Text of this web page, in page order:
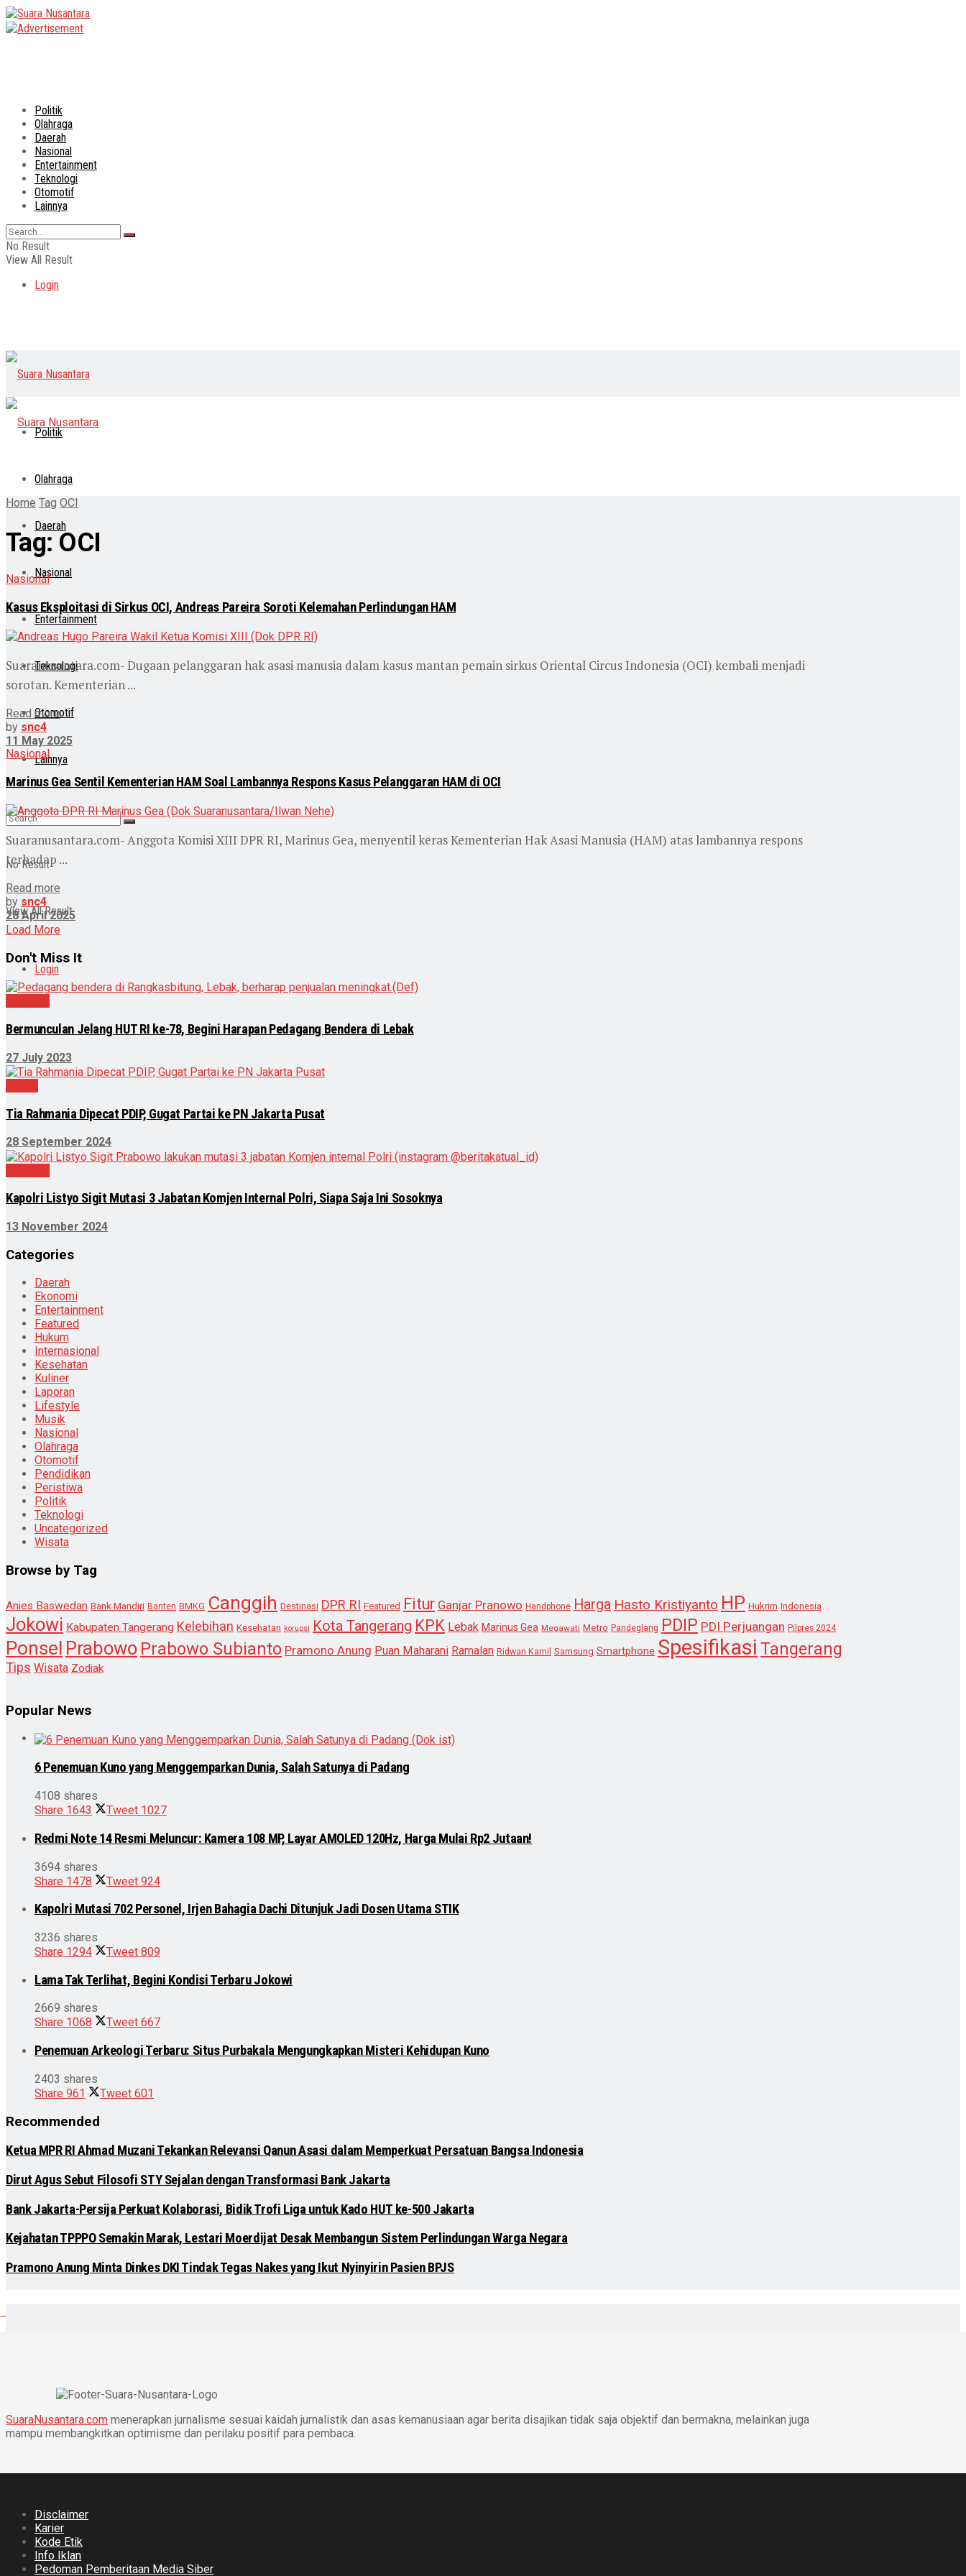
Politik
Olahraga
Daerah
Nasional
Entertainment
Teknologi
Otomotif
Lainnya
No Result
View All Result
Login
Politik
Olahraga
Daerah
Nasional
Entertainment
Teknologi
Otomotif
Lainnya
No Result
View All Result
Login
Home Tag OCI
Tag: OCI
Nasional
Kasus Eksploitasi di Sirkus OCI, Andreas Pareira Soroti Kelemahan Perlindungan HAM
Suaranusantara.com- Dugaan pelanggaran hak asasi manusia dalam kasus mantan pemain sirkus Oriental Circus Indonesia (OCI) kembali menjadi
sorotan. Kementerian ...
Read more
by snc4
11 May 2025
Nasional
Marinus Gea Sentil Kementerian HAM Soal Lambannya Respons Kasus Pelanggaran HAM di OCI
Suaranusantara.com- Anggota Komisi XIII DPR RI, Marinus Gea, menyentil keras Kementerian Hak Asasi Manusia (HAM) atas lambannya respons
terhadap ...
Read more
by snc4
28 April 2025
Load More
Don't Miss It
Bermunculan Jelang HUT RI ke-78, Begini Harapan Pedagang Bendera di Lebak
27 July 2023
Tia Rahmania Dipecat PDIP, Gugat Partai ke PN Jakarta Pusat
28 September 2024
Kapolri Listyo Sigit Mutasi 3 Jabatan Komjen Internal Polri, Siapa Saja Ini Sosoknya
13 November 2024
Categories
Daerah
Ekonomi
Entertainment
Featured
Hukum
Internasional
Kesehatan
Kuliner
Laporan
Lifestyle
Musik
Nasional
Olahraga
Otomotif
Pendidikan
Peristiwa
Politik
Teknologi
Uncategorized
Wisata
Browse by Tag
Anies Baswedan Bank Mandiri Banten BMKG Canggih Destinasi DPR RI Featured Fitur Ganjar Pranowo Handphone Harga Hasto Kristiyanto HP Hukrim Indonesia
Jokowi Kabupaten Tangerang Kelebihan Kesehatan korupsi Kota Tangerang KPK Lebak Marinus Gea Megawati Metro Pandeglang PDIP PDI Perjuangan Pilpres 2024
Ponsel Prabowo Prabowo Subianto Pramono Anung Puan Maharani Ramalan Ridwan Kamil Samsung Smartphone Spesifikasi Tangerang
Tips Wisata Zodiak
Popular News
6 Penemuan Kuno yang Menggemparkan Dunia, Salah Satunya di Padang
4108 shares
Share 1643 Tweet 1027
Redmi Note 14 Resmi Meluncur: Kamera 108 MP, Layar AMOLED 120Hz, Harga Mulai Rp2 Jutaan!
3694 shares
Share 1478 Tweet 924
Kapolri Mutasi 702 Personel, Irjen Bahagia Dachi Ditunjuk Jadi Dosen Utama STIK
3236 shares
Share 1294 Tweet 809
Lama Tak Terlihat, Begini Kondisi Terbaru Jokowi
2669 shares
Share 1068 Tweet 667
Penemuan Arkeologi Terbaru: Situs Purbakala Mengungkapkan Misteri Kehidupan Kuno
2403 shares
Share 961 Tweet 601
Recommended
Ketua MPR RI Ahmad Muzani Tekankan Relevansi Qanun Asasi dalam Memperkuat Persatuan Bangsa Indonesia
Dirut Agus Sebut Filosofi STY Sejalan dengan Transformasi Bank Jakarta
Bank Jakarta-Persija Perkuat Kolaborasi, Bidik Trofi Liga untuk Kado HUT ke-500 Jakarta
Kejahatan TPPPO Semakin Marak, Lestari Moerdijat Desak Membangun Sistem Perlindungan Warga Negara
Pramono Anung Minta Dinkes DKI Tindak Tegas Nakes yang Ikut Nyinyirin Pasien BPJS
SuaraNusantara.com menerapkan jurnalisme sesuai kaidah jurnalistik dan asas kemanusiaan agar berita disajikan tidak saja objektif dan bermakna, melainkan juga
mampu membangkitkan optimisme dan perilaku positif para pembaca.
Disclaimer
Karier
Kode Etik
Info Iklan
Pedoman Pemberitaan Media Siber